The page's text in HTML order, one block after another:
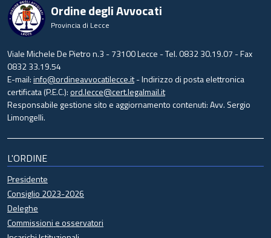
Ordine degli Avvocati
Provincia di Lecce
Viale Michele De Pietro n.3 - 73100 Lecce - Tel. 0832 30.19.07 - Fax
0832 33.19.54
E-mail:info@ordineavvocatilecce.it- Indirizzo di posta elettronica
certificata (P.E.C.):ord.lecce@cert.legalmail.it
Responsabile gestione sito e aggiornamento contenuti: Avv. Sergio
Limongelli.
L'ORDINE
Presidente
Consiglio 2023-2026
Deleghe
Commissioni e osservatori